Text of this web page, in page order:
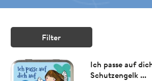
Filter
Ich passe auf
Schutzengelk ...